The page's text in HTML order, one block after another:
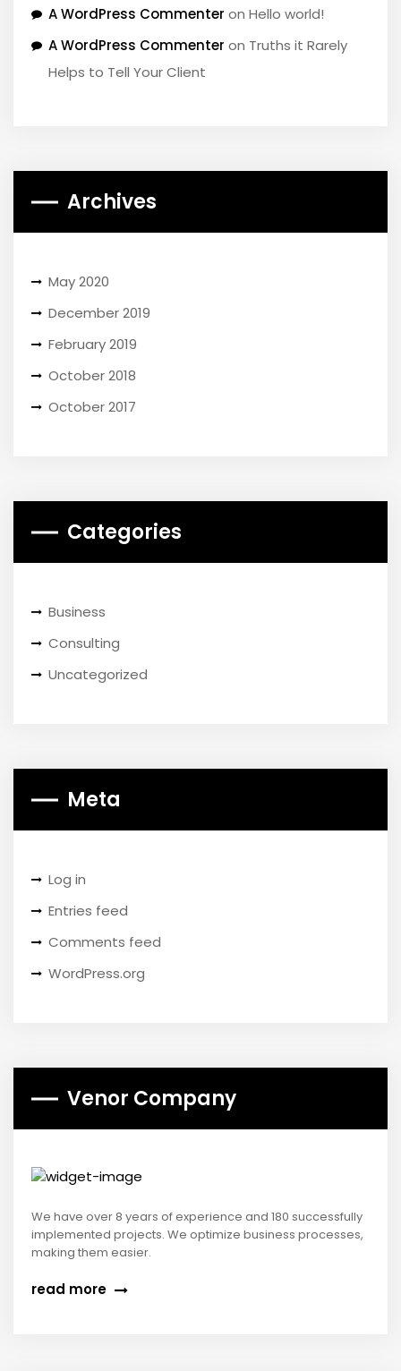
A WordPress Commenter on Hello world!
A WordPress Commenter on Truths it Rarely
Helps to Tell Your Client
Archives
May 2020
December 2019
February 2019
October 2018
October 2017
Categories
Business
Consulting
Uncategorized
Meta
Log in
Entries feed
Comments feed
WordPress.org
Venor Company
We have over 8 years of experience and 180 successfully
implemented projects. We optimize business processes,
making them easier.
read more